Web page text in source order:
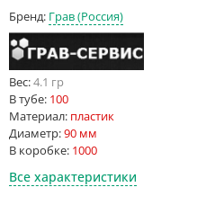
Бренд: Грав (Россия)
Вес:4.1 гр
В тубе: 100
Материал: пластик
Диаметр:90 мм
В коробке: 1000
Все характеристики